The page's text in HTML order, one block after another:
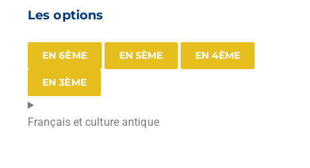
Les options
EN 6ÈME EN 5ÈME EN 4ÈME
EN 3ÈME
Français et culture antique